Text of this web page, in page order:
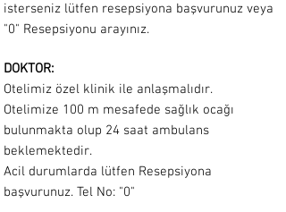
isterseniz lütfen resepsiyona başvurunuz veya
"0" Resepsiyonu arayınız.
DOKTOR:
Otelimiz özel klinik ile anlaşmalıdır.
Otelimize 100 m mesafede sağlık ocağı
bulunmakta olup 24 saat ambulans
beklemektedir.
Acil durumlarda lütfen Resepsiyona
başvurunuz. Tel No: "0"